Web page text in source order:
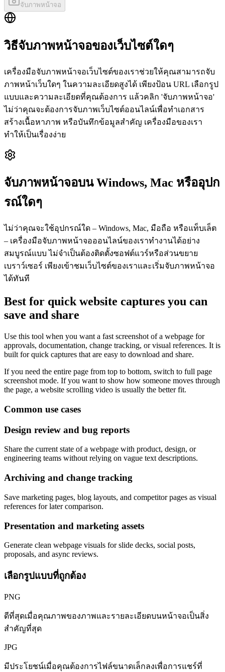
จับภาพหน้าจอ
วิธีจับภาพหน้าจอของเว็บไซต์ใดๆ
เครื่องมือจับภาพหน้าจอเว็บไซต์ของเราช่วยให้คุณสามารถจับ
ภาพหน้าเว็บใดๆ ในความละเอียดสูงได้ เพียงป้อน URL เลือกรูป
แบบและความละเอียดที่คุณต้องการ แล้วคลิก 'จับภาพหน้าจอ'
ไม่ว่าคุณจะต้องการจับภาพเว็บไซต์ออนไลน์เพื่อทำเอกสาร
สร้างเนื้อหาภาพ หรือบันทึกข้อมูลสำคัญ เครื่องมือของเรา
ทำให้เป็นเรื่องง่าย
จับภาพหน้าจอบน Windows, Mac หรืออุปก
รณ์ใดๆ
ไม่ว่าคุณจะใช้อุปกรณ์ใด – Windows, Mac, มือถือ หรือแท็บเล็ต
– เครื่องมือจับภาพหน้าจอออนไลน์ของเราทำงานได้อย่าง
สมบูรณ์แบบ ไม่จำเป็นต้องติดตั้งซอฟต์แวร์หรือส่วนขยาย
เบราว์เซอร์ เพียงเข้าชมเว็บไซต์ของเราและเริ่มจับภาพหน้าจอ
ได้ทันที
Best for quick website captures you can
save and share
Use this tool when you want a fast screenshot of a webpage for
approvals, documentation, change tracking, or visual references. It is
built for quick captures that are easy to download and share.
If you need the entire page from top to bottom, switch to full page
screenshot mode. If you want to show how someone moves through
the page, a website scrolling video is usually the better fit.
Common use cases
Design review and bug reports
Share the current state of a webpage with product, design, or
engineering teams without relying on vague text descriptions.
Archiving and change tracking
Save marketing pages, blog layouts, and competitor pages as visual
references for later comparison.
Presentation and marketing assets
Generate clean webpage visuals for slide decks, social posts,
proposals, and async reviews.
เลือกรูปแบบที่ถูกต้อง
PNG
ดีที่สุดเมื่อคุณภาพของภาพและรายละเอียดบนหน้าจอเป็นสิ่ง
สำคัญที่สุด
JPG
มีประโยชน์เมื่อคุณต้องการไฟล์ขนาดเล็กลงเพื่อการแชร์ที่